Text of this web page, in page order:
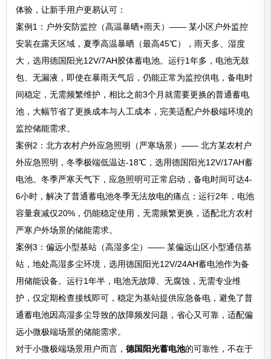
体验，让新手用户更易认可：
案例1：户外安防监控（高温暴晒+雨天）—— 某小区户外监控
安装在露天区域，夏季高温暴晒（最高45℃），雨天多、湿度
大，选用德国阳光12V/7AH胶体蓄电池。运行1年多，电池无鼓
包、无漏液，即使在暴雨天气后，仍能正常为监控供电，备电时
间稳定，无需频繁维护，相比之前3个月就需要更换的普通蓄电
池，大幅节省了更换成本与人工成本，完美适配户外极端环境的
监控储能需求。
案例2：北方农村户外应急照明（严寒场景）—— 北方某农村户
外应急照明，冬季极端低温达-18℃，选用德国阳光12V/17AH蓄
电池。冬季严寒天气下，应急照明可正常启动，备电时间可达4-
6小时，解决了普通蓄电池冬季无法放电的痛点；运行2年，电池
容量衰减仅20%，仍能稳定使用，无需频繁更换，适配北方农村
严寒户外场景的储能需求。
案例3：偏远小型基站（高湿多尘）—— 某偏远山区小型通信基
站，地处高湿多尘环境，选用德国阳光12V/24AH蓄电池作为备
用储能设备。运行1年半，电池无故障、无腐蚀，无需专业维
护，仅定期检查接线即可，稳定为基站提供应急备电，避免了普
通蓄电池因高湿多尘导致的故障频发问题，省心又可靠，适配偏
远小微极端场景的储能需求。
对于小微极端场景用户而言，德国阳光蓄电池的可靠性，不在于